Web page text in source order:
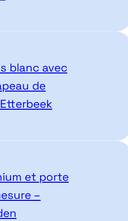
blanc avec
de
et porte
–